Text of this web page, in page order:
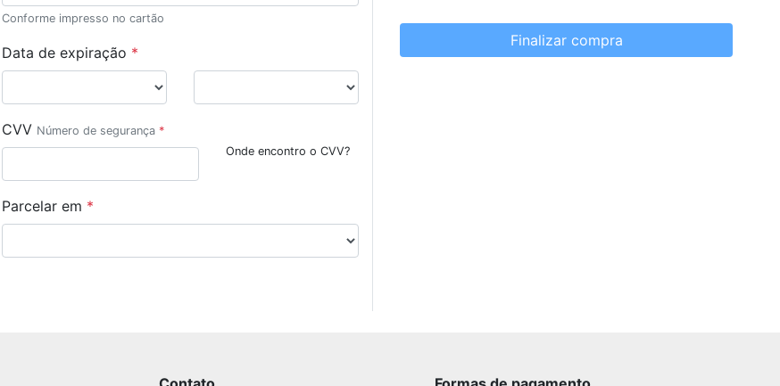
Conforme impresso no cartão
Data de expiração *
CVV Número de segurança*
Onde encontro o CVV?
Parcelar em *
Finalizar compra